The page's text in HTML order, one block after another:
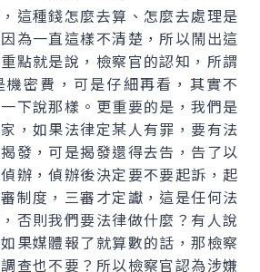
這種錢怎麼去算、怎麼去處理是
為一直這樣不清楚，所以鬧出這
點就是說，檢察官的認知，所謂
密費，可是仔細再看，其實不
下說那樣。更重要的是，我們是
，如果法律定某人有罪，要有法
發，可是揭發還得去告，告了以
辦，偵辦後決定要不要起訴，起
制度，三審才定讞，這是任何法
否則我們要法律做什麼？有人說
果媒體報了就算數的話，那檢察
查也不要？所以檢察官認為涉嫌